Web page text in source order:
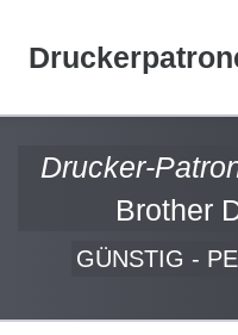
Drucker-
Brother
GÜNSTIG -